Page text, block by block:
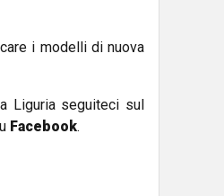
i modelli di nuova
Liguria seguiteci sul
Facebook.